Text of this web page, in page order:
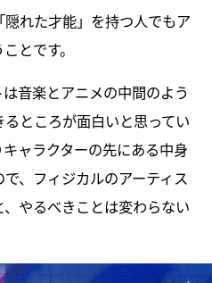
れた才能」を持つ人でもア
とです。
音楽とアニメの中間のよう
ところが面白いと思ってい
ャラクターの先にある中身
、フィジカルのアーティス
やるべきことは変わらない